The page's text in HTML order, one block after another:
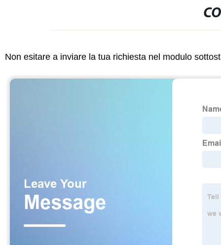
Non esitare a inviare la tua richiesta nel modulo